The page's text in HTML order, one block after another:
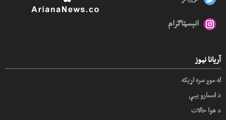
انېسټاګرام
آریانا نیوز
له موږ سره اړیکه
د اسعارو بیې
د هوا حالات